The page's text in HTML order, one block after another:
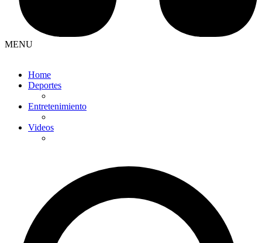
MENU
Home
Deportes
Entretenimiento
Videos